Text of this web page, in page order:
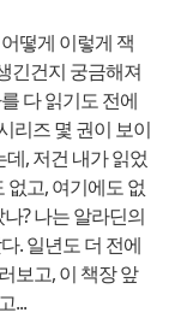
떻게 이렇게 잭
긴건지 궁금해져
다 읽기도 전에
리즈 몇 권이 보이
, 저건 내가 읽었
없고, 여기에도 없
? 나는 알라딘의
. 일년도 더 전에
보고, 이 책장 앞
...